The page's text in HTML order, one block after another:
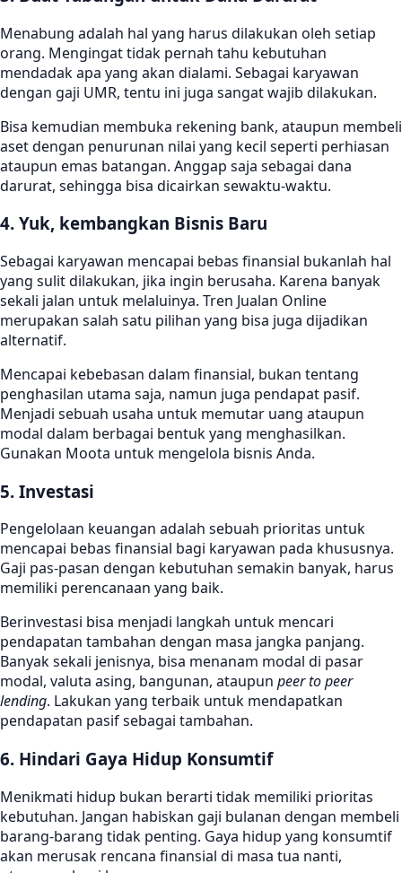
Menabung adalah hal yang harus dilakukan oleh setiap
orang. Mengingat tidak pernah tahu kebutuhan
mendadak apa yang akan dialami. Sebagai karyawan
dengan gaji UMR, tentu ini juga sangat wajib dilakukan.
Bisa kemudian membuka rekening bank, ataupun membeli
aset dengan penurunan nilai yang kecil seperti perhiasan
ataupun emas batangan. Anggap saja sebagai dana
darurat, sehingga bisa dicairkan sewaktu-waktu.
4. Yuk, kembangkan Bisnis Baru
Sebagai karyawan mencapai bebas finansial bukanlah hal
yang sulit dilakukan, jika ingin berusaha. Karena banyak
sekali jalan untuk melaluinya. Tren Jualan Online
merupakan salah satu pilihan yang bisa juga dijadikan
alternatif.
Mencapai kebebasan dalam finansial, bukan tentang
penghasilan utama saja, namun juga pendapat pasif.
Menjadi sebuah usaha untuk memutar uang ataupun
modal dalam berbagai bentuk yang menghasilkan.
Gunakan Moota untuk mengelola bisnis Anda.
5. Investasi
Pengelolaan keuangan adalah sebuah prioritas untuk
mencapai bebas finansial bagi karyawan pada khususnya.
Gaji pas-pasan dengan kebutuhan semakin banyak, harus
memiliki perencanaan yang baik.
Berinvestasi bisa menjadi langkah untuk mencari
pendapatan tambahan dengan masa jangka panjang.
Banyak sekali jenisnya, bisa menanam modal di pasar
modal, valuta asing, bangunan, ataupun peer to peer
lending. Lakukan yang terbaik untuk mendapatkan
pendapatan pasif sebagai tambahan.
6. Hindari Gaya Hidup Konsumtif
Menikmati hidup bukan berarti tidak memiliki prioritas
kebutuhan. Jangan habiskan gaji bulanan dengan membeli
barang-barang tidak penting. Gaya hidup yang konsumtif
akan merusak rencana finansial di masa tua nanti,